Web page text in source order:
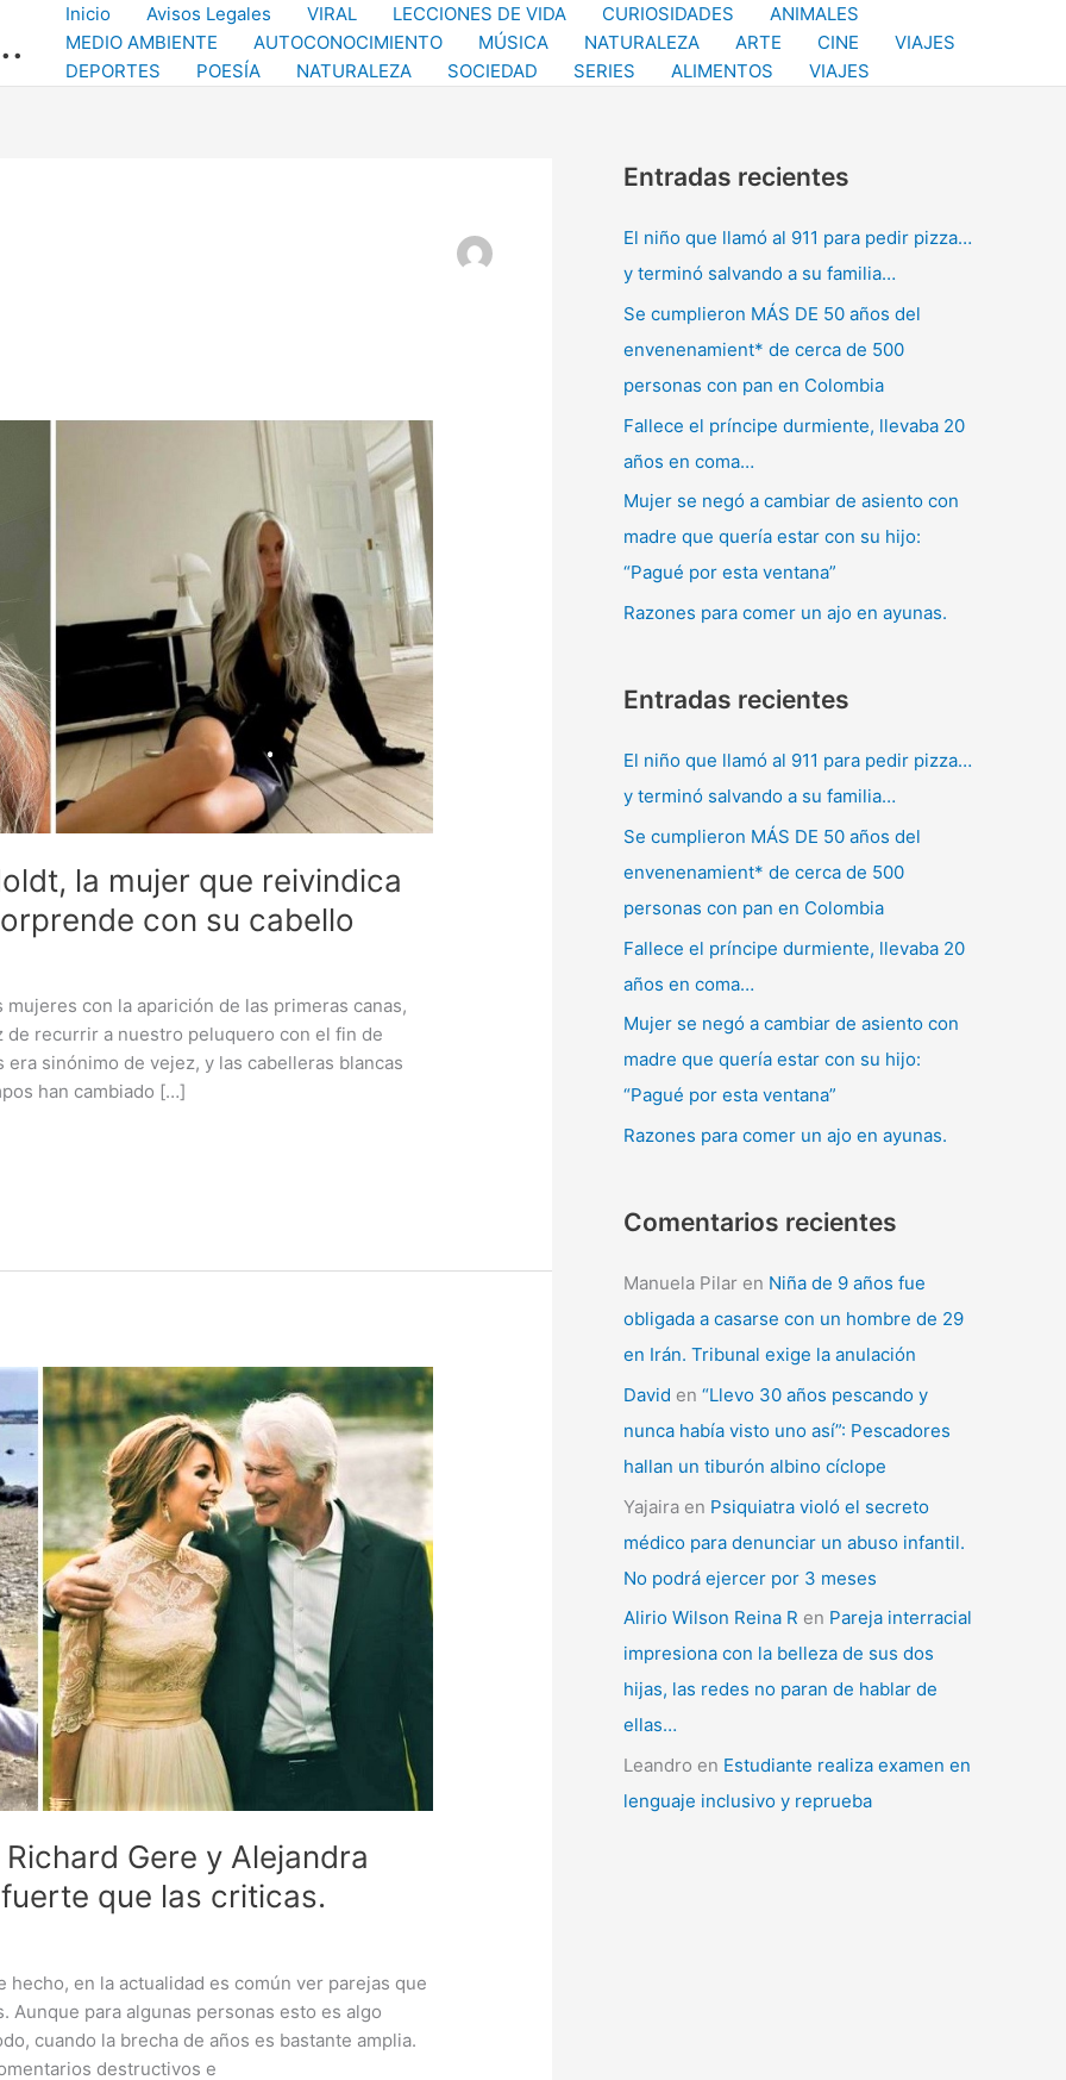
Inicio Avisos Legales VIRAL LECCIONES DE VIDA CURIOSIDADES
ANIMALES
MEDIO AMBIENTE
AUTOCONOCIMIENTO MÚSICA NATURALEZA ARTE CINE
VIAJES
DEPORTES
POESÍA NATURALEZA SOCIEDAD SERIES ALIMENTOS VIAJES
la mujer que reivindica
con su cabello
con la aparición de las primeras canas,
de recurrir a nuestro peluquero con el fin de
sinónimo de vejez, y las cabelleras blancas
han cambiado […]
Gere y Alejandra
que las criticas.
hecho, en la actualidad es común ver parejas que
Aunque para algunas personas esto es algo
cuando la brecha de años es bastante amplia.
destructivos e
Entradas recientes
El niño que llamó al 911 para pedir pizza…
y terminó salvando a su familia…
Se cumplieron MÁS DE 50 años del
envenenamient* de cerca de 500
personas con pan en Colombia
Fallece el príncipe durmiente, llevaba 20
años en coma…
Mujer se negó a cambiar de asiento con
madre que quería estar con su hijo:
“Pagué por esta ventana”
Razones para comer un ajo en ayunas.
Entradas recientes
El niño que llamó al 911 para pedir pizza…
y terminó salvando a su familia…
Se cumplieron MÁS DE 50 años del
envenenamient* de cerca de 500
personas con pan en Colombia
Fallece el príncipe durmiente, llevaba 20
años en coma…
Mujer se negó a cambiar de asiento con
madre que quería estar con su hijo:
“Pagué por esta ventana”
Razones para comer un ajo en ayunas.
Comentarios recientes
Manuela Pilar en Niña de 9 años fue
obligada a casarse con un hombre de 29
en Irán. Tribunal exige la anulación
David en “Llevo 30 años pescando y
nunca había visto uno así”: Pescadores
hallan un tiburón albino cíclope
Yajaira en Psiquiatra violó el secreto
médico para denunciar un abuso infantil.
No podrá ejercer por 3 meses
Alirio Wilson Reina R en Pareja interracial
impresiona con la belleza de sus dos
hijas, las redes no paran de hablar de
ellas…
Leandro en Estudiante realiza examen en
lenguaje inclusivo y reprueba